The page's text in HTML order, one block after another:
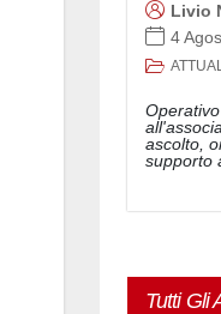
Livio
4
ascolto,
supporto
Tutti Gli